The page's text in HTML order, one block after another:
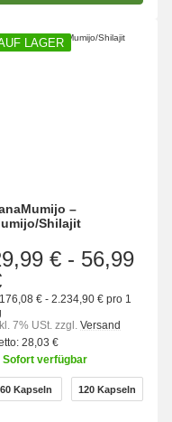
LAGER
–
Shilajit
€ - 56,99
€ - 2.234,90 € pro 1
7% USt. zzgl. Versand
28,03 €
Sofort verfügbar
60 Kapseln
60 Kapseln 120 Kapseln
120 Kapseln